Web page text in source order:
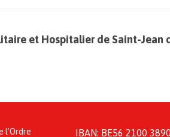
et Hospitalier de Saint-Jean
l'Ordre IBAN: BE56 2100